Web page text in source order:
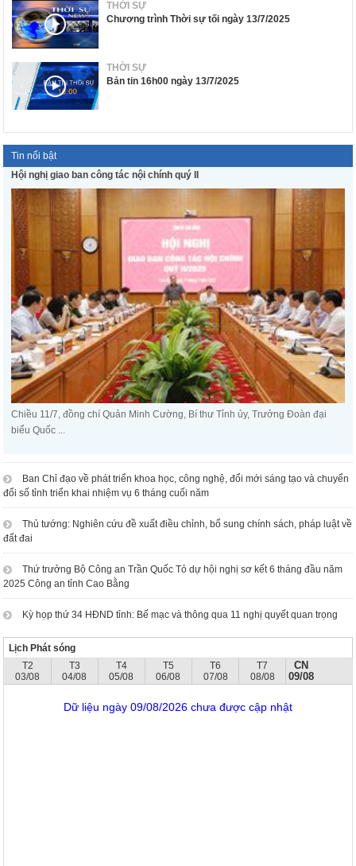
THỜI SỰ
Chương trình Thời sự tối ngày 13/7/2025
THỜI SỰ
Bản tin 16h00 ngày 13/7/2025
Tin nổi bật
Hội nghị giao ban công tác nội chính quý II
Chiều 11/7, đồng chí Quản Minh Cường, Bí thư Tỉnh ủy, Trưởng Đoàn đại
biểu Quốc ...
Ban Chỉ đạo về phát triển khoa học, công nghệ, đổi mới sáng tạo và chuyển
đổi số tỉnh triển khai nhiệm vụ 6 tháng cuối năm
Thủ tướng: Nghiên cứu đề xuất điều chỉnh, bổ sung chính sách, pháp luật về
đất đai
Thứ trưởng Bộ Công an Trần Quốc Tỏ dự hội nghị sơ kết 6 tháng đầu năm
2025 Công an tỉnh Cao Bằng
Kỳ họp thứ 34 HĐND tỉnh: Bế mạc và thông qua 11 nghị quyết quan trọng
Lịch Phát sóng
T2
03/08
T3
04/08
T4
05/08
T5
06/08
T6
07/08
T7
08/08
CN
09/08
Dữ liệu ngày 09/08/2026 chưa được cập nhật